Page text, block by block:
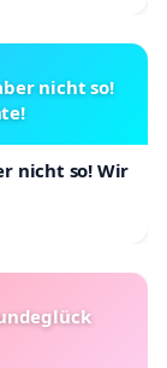
nicht so!
nicht so! Wir